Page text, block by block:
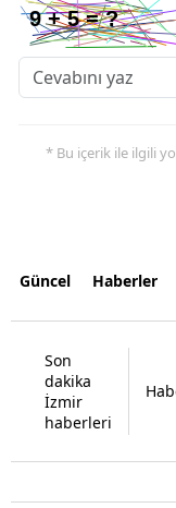
* Bu içerik ile ilgili
Güncel Haberler
Son
dakika
İzmir
haberleri